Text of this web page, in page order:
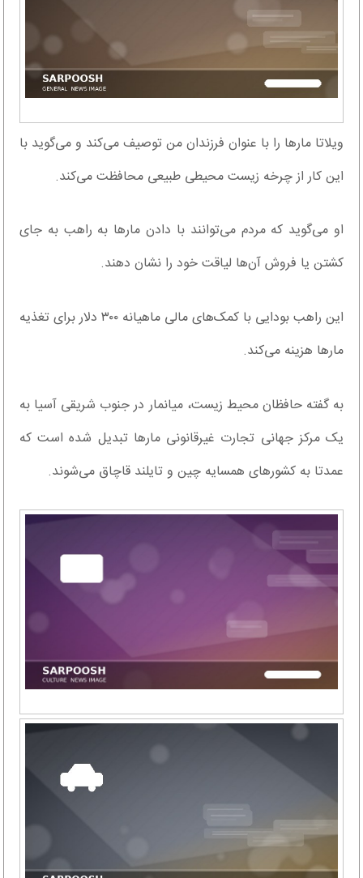
ویلاتا مار‌ها را با عنوان فرزندان من توصیف می‌کند و می‌گوید با
این کار از چرخه زیست محیطی طبیعی محافظت می‌کند.
او می‌گوید که مردم می‌توانند با دادن مار‌ها به راهب به جای
کشتن یا فروش آن‌ها لیاقت خود را نشان دهند.
این راهب بودایی با کمک‌های مالی ماهیانه ۳۰۰ دلار برای تغذیه
مار‌ها هزینه می‌کند.
به گفته حافظان محیط زیست، میانمار در جنوب شریقی آسیا به
یک مرکز جهانی تجارت غیرقانونی مار‌ها تبدیل شده است که
عمدتا به کشور‌های همسایه چین و تایلند قاچاق می‌شوند.